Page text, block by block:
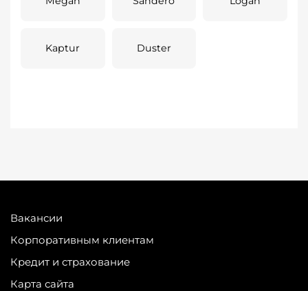
Kaptur Duster
Вакансии
Корпоративным клиентам
Кредит и страхование
Карта сайта